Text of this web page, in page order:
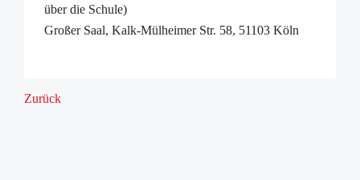
über die Schule)
Großer Saal, Kalk-Mülheimer Str. 58, 51103 Köln
Zurück